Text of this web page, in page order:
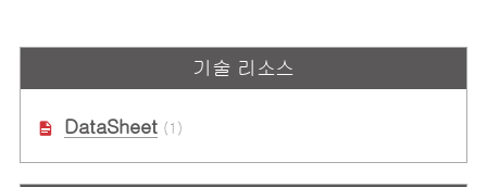
기술 리소스
DataSheet(1)